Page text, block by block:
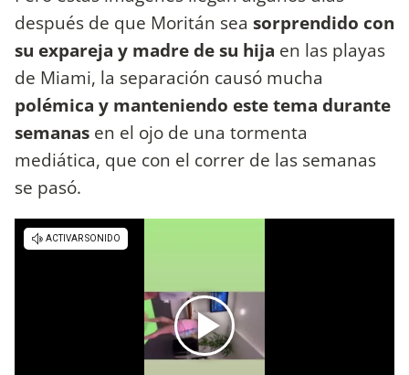
después de que Moritán sea sorprendido con
su expareja y madre de su hija en las playas
de Miami, la separación causó mucha
polémica y manteniendo este tema durante
semanas en el ojo de una tormenta
mediática, que con el correr de las semanas
se pasó.